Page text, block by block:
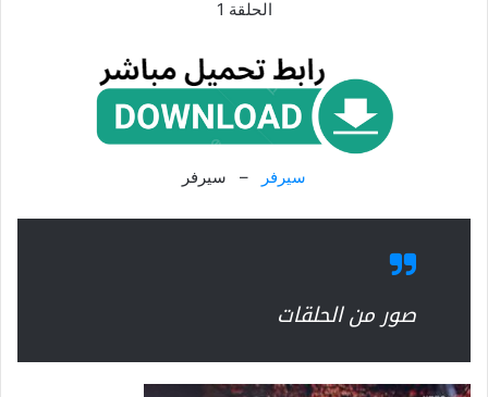
الحلقة 1
سيرفر – سيرفر
صور من الحلقات